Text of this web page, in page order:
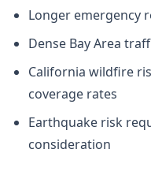
Longer emergency
Dense Bay Area
California wildfire
coverage rates
Earthquake risk
consideration